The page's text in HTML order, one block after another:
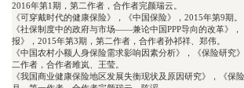
2016年第1期，第二作者，合作者完颜瑞云。
《可穿戴时代的健康保险》，《中国保险》，2015年第9期。
《社保制度中的政府与市场——兼论中国PPP导向的改革》
报》，2015年第3期，第二作者，合作者孙祁祥、郑伟。
《中国农村小额人身保险需求影响因素分析》，《保险研究
二作者，合作者雎岚、王莹。
《我国商业健康保险地区发展失衡现状及原因研究》，《保